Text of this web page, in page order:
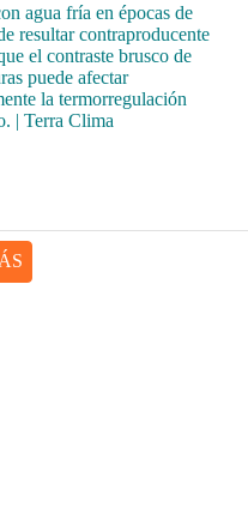
agua fría en épocas de
resultar contraproducente
el contraste brusco de
puede afectar
la termorregulación
| Terra Clima